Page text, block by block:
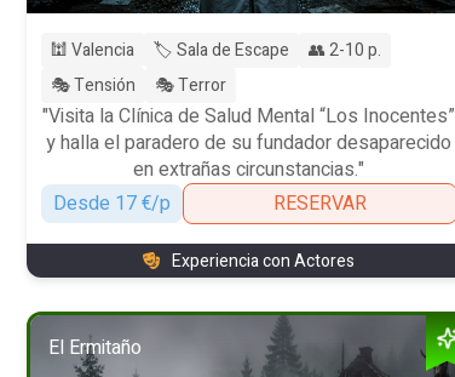
🕍 Valencia 🏷️ Sala de Escape
👥 2-10 p.
🎭 Tensión
🎭 Terror
"Visita la Clínica de Salud Mental “Los Inocentes”
y halla el paradero de su fundador desaparecido
en extrañas circunstancias."
Desde 17 €/p
RESERVAR
Experiencia con Actores
El Ermitaño